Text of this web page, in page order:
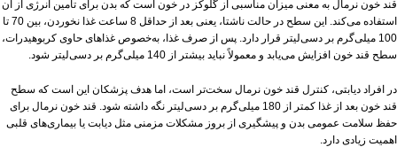
قند خون نرمال به معنی میزان مناسبی از گلوکز در خون است که بدن برای تأمین انرژی از آن
استفاده می‌کند. این سطح در حالت ناشتا، یعنی بعد از حداقل 8 ساعت غذا نخوردن، بین 70 تا
100 میلی‌گرم بر دسی‌لیتر قرار دارد. پس از صرف غذا، به‌خصوص غذاهای حاوی کربوهیدرات،
سطح قند خون افزایش می‌یابد و معمولاً نباید بیشتر از 140 میلی‌گرم بر دسی‌لیتر شود.
در افراد دیابتی، کنترل قند خون نرمال سخت‌تر است، اما هدف پزشکان این است که سطح
قند خون بعد از غذا کمتر از 180 میلی‌گرم بر دسی‌لیتر نگه داشته شود. قند خون نرمال برای
حفظ سلامت عمومی بدن و پیشگیری از بروز مشکلات مزمنی مثل دیابت یا بیماری‌های قلبی
اهمیت زیادی دارد.